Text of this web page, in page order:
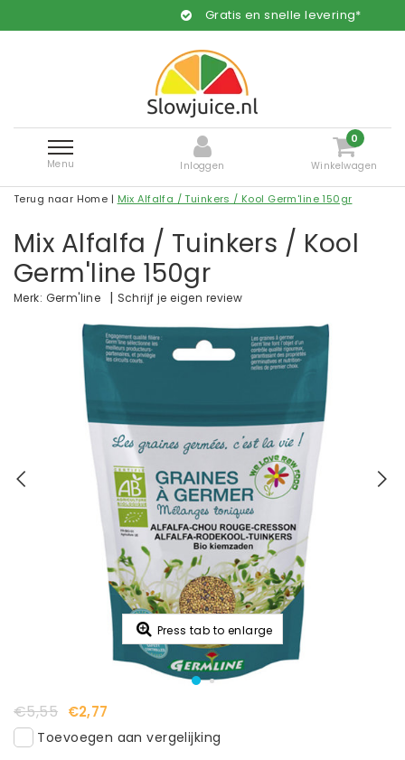
Gratis en snelle levering*
Menu Inloggen
0
Winkelwagen
Terug naar Home | Mix Alfalfa / Tuinkers / Kool Germ'line 150gr
Mix Alfalfa / Tuinkers / Kool
Germ'line 150gr
Merk: Germ'line | Schrijf je eigen review
Press tab to enlarge
€5,55 €2,77
Toevoegen aan vergelijking